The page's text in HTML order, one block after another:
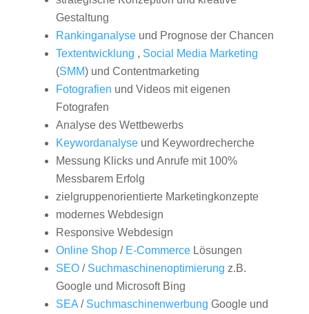
Gestaltung
Rankinganalyseund Prognose der Chancen
Textentwicklung , Social Media Marketing
(SMM) und Contentmarketing
Fotografien und Videos mit eigenen
Fotografen
Analyse des Wettbewerbs
Keywordanalyseund Keywordrecherche
Messung Klicks und Anrufe mit 100%
Messbarem Erfolg
zielgruppenorientierte Marketingkonzepte
modernes Webdesign
Responsive Webdesign
Online Shop/ E-CommerceLösungen
SEO/ Suchmaschinenoptimierung z.B.
Google und Microsoft Bing
SEA/ Suchmaschinenwerbung Google und